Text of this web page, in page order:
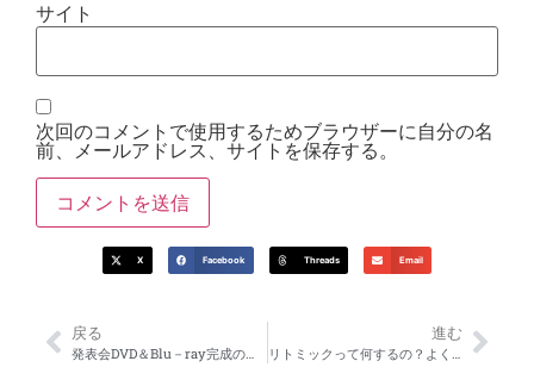
サイト
次回のコメントで使用するためブラウザーに自分の名
前、メールアドレス、サイトを保存する。
X Facebook Threads Email
戻る 進む